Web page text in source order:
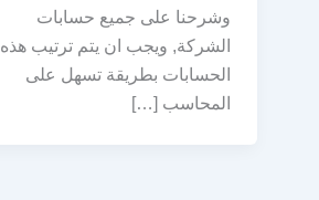
وشرحنا على جميع حسابات
الشركة, ويجب ان يتم ترتيب هذه
الحسابات بطريقة تسهل على
المحاسب […]